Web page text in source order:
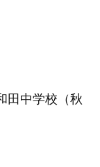
田中学校（秋